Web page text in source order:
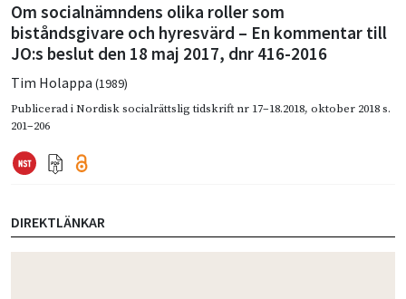
Om socialnämndens olika roller som
biståndsgivare och hyresvärd – En kommentar till
JO:s beslut den 18 maj 2017, dnr 416-2016
Tim Holappa (1989)
Publicerad iNordisk socialrättslig tidskrift nr 17–18.2018, oktober 2018s.
201–206
DIREKTLÄNKAR